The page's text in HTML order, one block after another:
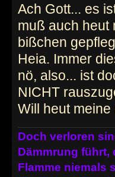
Ach Gott... es
muß auch heut
bißchen
Heia. Immer
nö, also... ist
NICHT
Will heut
Doch verloren
Dämmrung führt,
Flamme niemals